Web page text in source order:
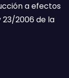
a efectos
23/2006 de la